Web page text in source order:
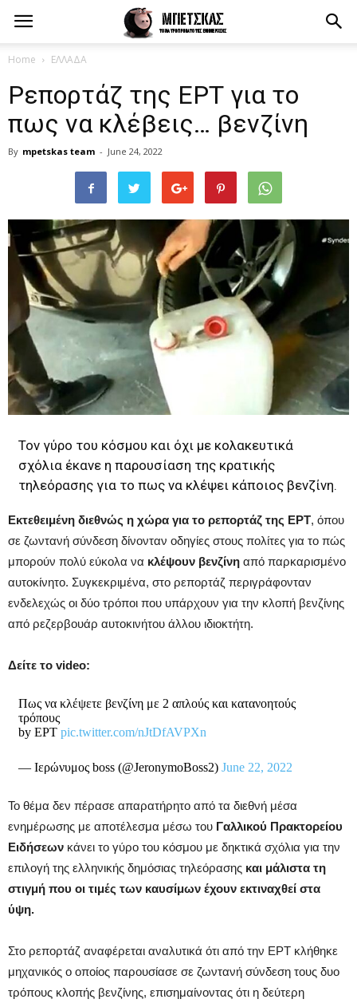
Home ΕΛΛΑΔΑ
Ρεπορτάζ της ΕΡΤ για το
πως να κλέβεις… βενζίνη
By mpetskas team - June 24, 2022
Τον γύρο του κόσμου και όχι με κολακευτικά
σχόλια έκανε η παρουσίαση της κρατικής
τηλεόρασης για το πως να κλέψει κάποιος βενζίνη.
Εκτεθειμένη διεθνώς η χώρα για το ρεπορτάζ της ΕΡΤ, όπου
σε ζωντανή σύνδεση δίνονταν οδηγίες στους πολίτες για το πώς
μπορούν πολύ εύκολα να κλέψουν βενζίνη από παρκαρισμένο
αυτοκίνητο. Συγκεκριμένα, στο ρεπορτάζ περιγράφονταν
ενδελεχώς οι δύο τρόποι που υπάρχουν για την κλοπή βενζίνης
από ρεζερβουάρ αυτοκινήτου άλλου ιδιοκτήτη.
Δείτε το video:
Πως να κλέψετε βενζίνη με 2 απλούς και κατανοητούς
τρόπους
by ΕΡΤ pic.twitter.com/nJtDfAVPXn
— Ιερώνυμος boss (@JeronymoBoss2) June 22, 2022
Το θέμα δεν πέρασε απαρατήρητο από τα διεθνή μέσα
ενημέρωσης με αποτέλεσμα μέσω του Γαλλικού Πρακτορείου
Ειδήσεων κάνει το γύρο του κόσμου με δηκτικά σχόλια για την
επιλογή της ελληνικής δημόσιας τηλεόρασης και μάλιστα τη
στιγμή που οι τιμές των καυσίμων έχουν εκτιναχθεί στα
ύψη.
Στο ρεπορτάζ αναφέρεται αναλυτικά ότι από την ΕΡΤ κλήθηκε
μηχανικός ο οποίος παρουσίασε σε ζωντανή σύνδεση τους δυο
τρόπους κλοπής βενζίνης, επισημαίνοντας ότι η δεύτερη